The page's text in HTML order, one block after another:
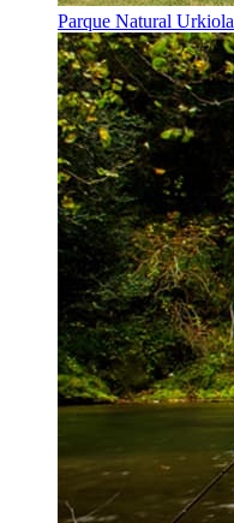
Parque Natural Urkiola